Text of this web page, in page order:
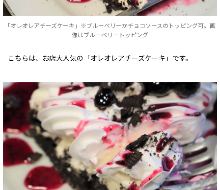
「オレオレアチーズケーキ」※ブルーベリーかチョコソースのトッピング可。画
像はブルーベリートッピング
こちらは、お店大人気の「オレオレアチーズケーキ」です。